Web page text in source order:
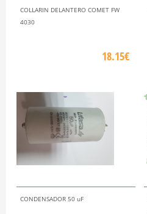
COLLARIN DELANTERO COMET FW
4030
18.15€
CONDENSADOR 50 uF